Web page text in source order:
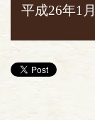
平成26年1